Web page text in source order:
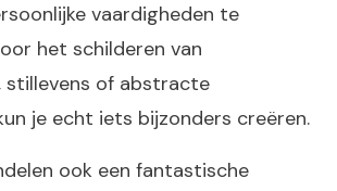
vaardigheden te
het schilderen van
stillevens of abstracte
je echt iets bijzonders creëren.
ook een fantastische